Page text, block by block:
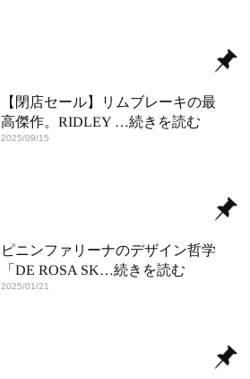
【閉店セール】リムブレーキの最
高傑作。RIDLEY …続きを読む
2025/09/15
ピニンファリーナのデザイン哲学
「DE ROSA SK…続きを読む
2025/01/21